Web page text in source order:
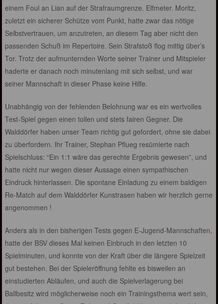
einem Foul an Lian auf der Strafraumgrenze. Elfmeter. Moritz,
zuletzt ein sicherer Schütze vom Punkt, hatte zwar das nötige
Selbstvertrauen, um anzutreten, an diesem Tag aber nicht den
passenden Schuß im Repertoire. Sein Strafstoß flog mittig über’s
Tor. Trotz der aufmunternden Worte seiner Trainer und Mitspieler
haderte er danach noch minutenlang mit sich selbst, und war
seiner Mannschaft in dieser Phase keine Hilfe.
Unabhängig von der fehlenden Belohnung war es ein wertvolles
Test-Spiel gegen einen tollen und stets fairen Gegner. Die
Walddörfer haben unser Team richtig gut gefordert, ohne sie dabei
zu überfordern. Ihr Trainer, Stephan Pflueg resümierte nach
Spielschluss: “Ein 1:1 wäre das gerechte Ergebnis gewesen”, und
hatte nicht nur wegen dieser Aussage einen sympathischen
Eindruck hinterlassen. Die spontane Einladung zu einem baldigen
Re-Match auf dem Walddörfer Kunstrasen haben wir herzlich gerne
angenommen !
Anders als in den bisherigen Tests gegen E-Jugend-Mannschaften,
hatte der BSV dieses Mal keinen Einbruch in den letzten 10
Spielminuten, und konnte von der Kraft über die längere Spielzeit
gut bestehen. Bei der Spieleröffnung fehlte es bisweilen an
einstudierten Abläufen, und auch die Spielverlagerung bei
Ballbesitz wird möglicherweise noch ein Trainingsthema wert sein,